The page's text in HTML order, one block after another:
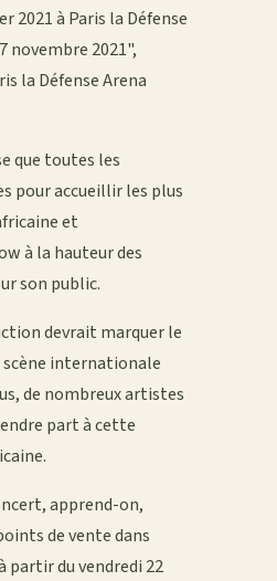
2021 à Paris la Défense
novembre 2021",
la Défense Arena
que toutes les
pour accueillir les plus
et
à la hauteur des
son public.
devrait marquer le
scène internationale
de nombreux artistes
part à cette
apprend-on,
de vente dans
partir du vendredi 22